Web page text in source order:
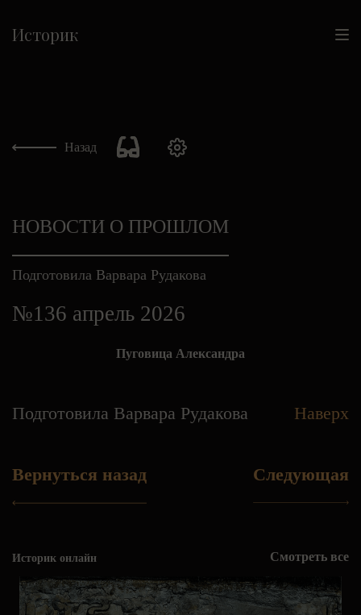
Историк
Назад
НОВОСТИ О ПРОШЛОМ
№136 апрель 2026
Подготовила Варвара Рудакова
Пуговица Александра
Подготовила Варвара Рудакова Наверх
Вернуться назад Следующая
Историк онлайн Смотреть все